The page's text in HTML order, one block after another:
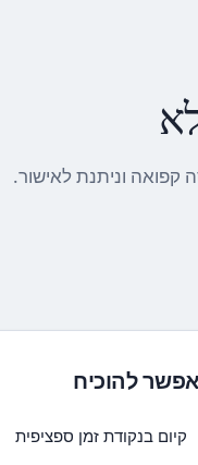
קפואה וניתנת לאישור.
להוכיח
קיום בנקודת זמן ספציפית